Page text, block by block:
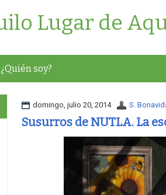
Lugar de
¿Quién soy?
domingo, julio 20, 2014 S.
Susurros de NUTLA. La